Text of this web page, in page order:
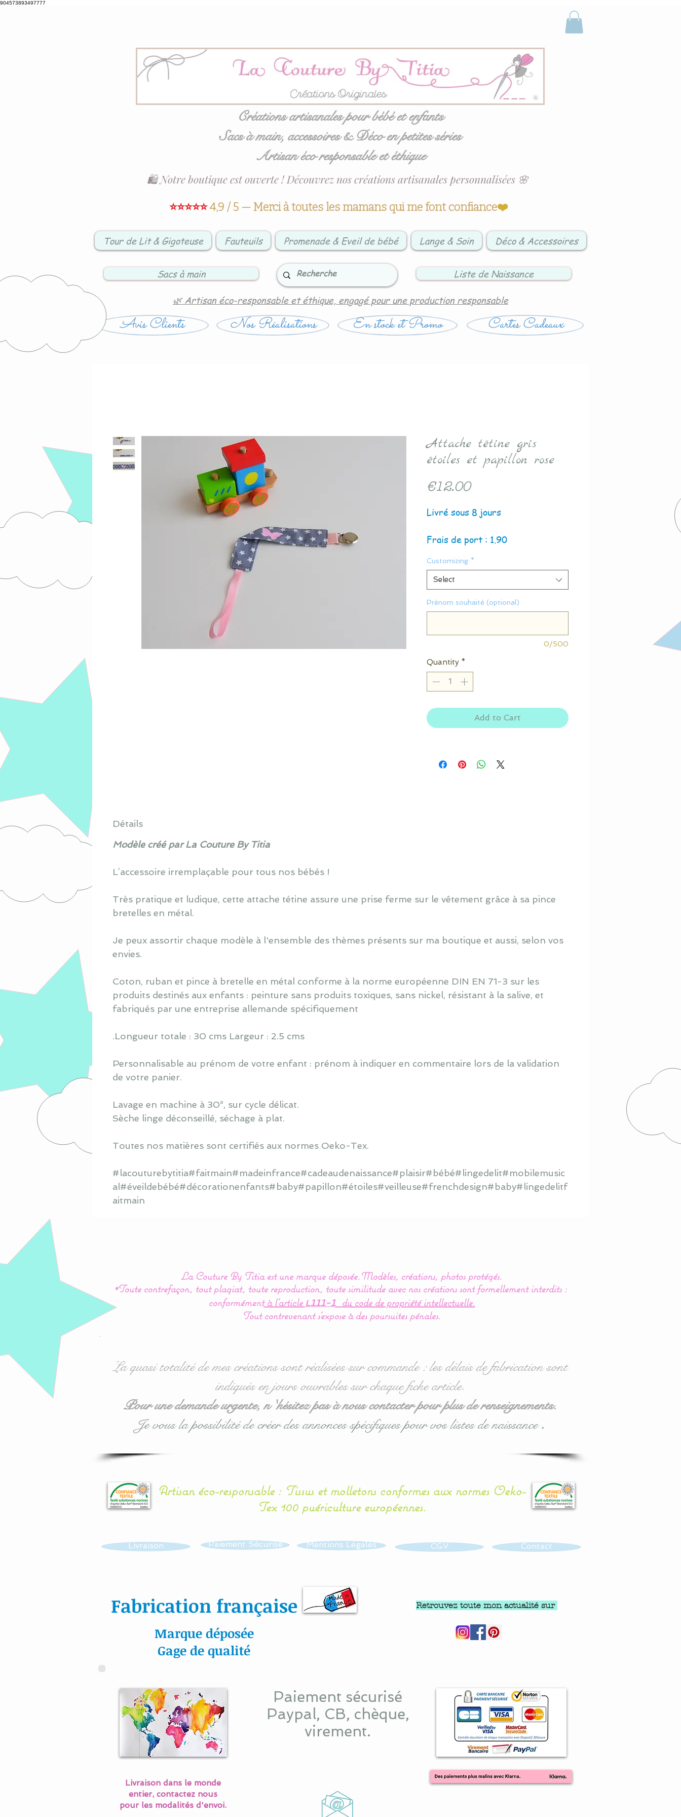
904573893497777
Créations artisanales pour bébé et enfants
Sacs à main, accessoires & Déco en petites séries
Artisan éco responsable et éthique
⭐⭐⭐⭐⭐4,9 / 5 — Merci à toutes les mamans qui me font confiance❤️
🛍️ Notre boutique est ouverte ! Découvrez nos créations artisanales personnalisées 🌸
Tour de Lit & Gigoteuse Fauteuils Promenade & Eveil de bébé Lange & Soin Déco & Accessoires
Sacs à main Liste de Naissance
🌿 Artisan éco-responsable et éthique, engagé pour une production responsable
Avis Clients Nos Réalisations En stock et Promo Cartes Cadeaux
Attache tétine gris
étoiles et papillon rose
€12.00Price
Livré sous 8 jours
Frais de port : 1.90
Customizing *
Select
Prénom souhaité (optional)
0/500
Quantity *
Add to Cart
Détails
Modèle créé par La Couture By Titia
L’accessoire irremplaçable pour tous nos bébés !
Très pratique et ludique, cette attache tétine assure une prise ferme sur le vêtement grâce à sa pince
bretelles en métal.
Je peux assortir chaque modèle à l'ensemble des thèmes présents sur ma boutique et aussi, selon vos
envies.
Coton, ruban et pince à bretelle en métal conforme à la norme européenne DIN EN 71-3 sur les
produits destinés aux enfants : peinture sans produits toxiques, sans nickel, résistant à la salive, et
fabriqués par une entreprise allemande spécifiquement
.Longueur totale : 30 cms Largeur : 2.5 cms
Personnalisable au prénom de votre enfant : prénom à indiquer en commentaire lors de la validation
de votre panier.
Lavage en machine à 30°, sur cycle délicat.
Sèche linge déconseillé, séchage à plat.
Toutes nos matières sont certifiés aux normes Oeko-Tex.
#lacouturebytitia#faitmain#madeinfrance#cadeaudenaissance#plaisir#bébé#lingedelit#mobilemusic
al#éveildebébé#décorationenfants#baby#papillon#étoiles#veilleuse#frenchdesign#baby#lingedelitf
aitmain
La Couture By Titia est une marque déposée. Modèles, créations, photos protégés.
*Toute contrefaçon, tout plagiat, toute reproduction, toute similitude avec nos créations sont formellement interdits :
conformémentà l’article L111-1
du code de propriété intellectuelle.
Tout contrevenant s'expose à des poursuites pénales.
La quasi totalité de mes créations sont réalisées sur commande : les délais de fabrication sont
indiqués en jours ouvrables sur chaque fiche article.
Pour une demande urgente, n 'hésitez pas à nous contacter pour plus de renseignements.
Je vous la possibilité de créer des annonces spécifiques pour vos listes de naissance.
Artisan éco-responsable : Tissus et molletons conformes aux normes Oeko-
Tex 100 puériculture européennes.
Livraison Paiement Sécurisé Mentions Légales
Fabrication française
Marque déposée
Gage de qualité
CGV Contact
Retrouvez toute mon actualité sur
Livraison dans le monde
entier, contactez nous
pour les modalités d'envoi.
Paiement sécurisé
Paypal, CB, chèque,
virement.